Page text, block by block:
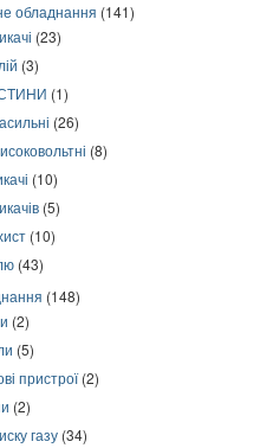
обладнання (141)
(23)
(3)
(1)
(26)
(8)
(10)
(5)
(10)
(43)
(148)
(2)
(5)
пристрої(2)
(2)
газу (34)